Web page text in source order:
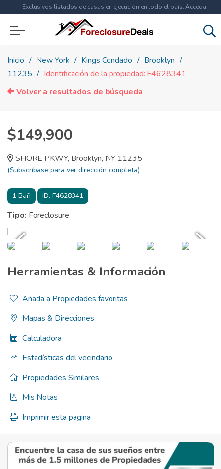
Exclusivos listados de casas en ejecución en todo el país. Acceda
ahora a
Inicio New York Kings Condado
Brooklyn
11235
Identificación de la propiedad: F4628341
Volver a resultados de búsqueda
$149,900
SHORE PKWY, Brooklyn, NY 11235
(Subscríbase para ver dirección completa)
1 Bañ ID: F4628341
Tipo: Foreclosure
Herramientas & Información
Añada a Propiedades favoritas
Mapas & Direcciones
Calculadora
Estadísticas del vecindario
Propiedades Similares
Mis Notas
Imprimir esta pagina